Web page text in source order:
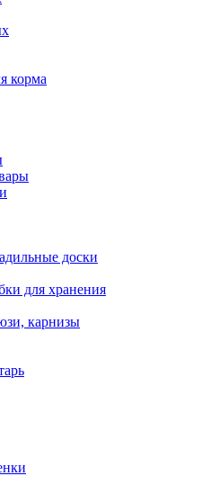
корма
доски
для хранения
карнизы